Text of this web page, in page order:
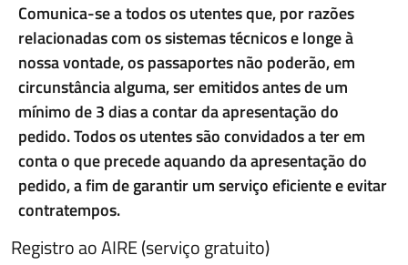
Comunica-se a todos os utentes que, por razões
relacionadas com os sistemas técnicos e longe à
nossa vontade, os passaportes não poderão, em
circunstância alguma, ser emitidos antes de um
mínimo de 3 dias a contar da apresentação do
pedido.Todos os utentes são convidados a ter em
conta o que precede aquando da apresentação do
pedido, a fim de garantir um serviço eficiente e evitar
contratempos.
Registro ao AIRE (serviço gratuito)